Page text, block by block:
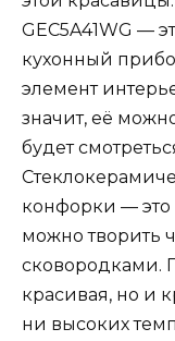
GEC5A41WG —
кухонный
элемент
значит, её
будет
конфорки — это
можно творить
сковородками.
красивая, но и
ни высоких